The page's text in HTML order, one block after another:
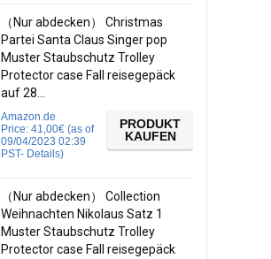
（Nur abdecken） Christmas
Partei Santa Claus Singer pop
Muster Staubschutz Trolley
Protector case Fall reisegepäck
auf 28…
Amazon.de
Price: 41,00€ (as of
09/04/2023 02:39
PST- Details)
PRODUKT
KAUFEN
（Nur abdecken） Collection
Weihnachten Nikolaus Satz 1
Muster Staubschutz Trolley
Protector case Fall reisegepäck